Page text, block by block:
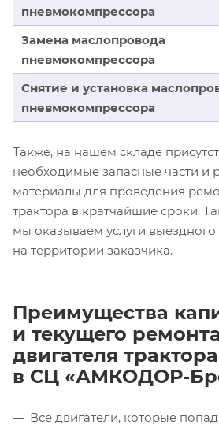
пневмокомпрессора
Замена маслопровода
пневмокомпрессора
Снятие и установка
пневмокомпрессора
Также, на нашем складе
необходимые запасные части и
материалы для проведения
трактора в кратчайшие сроки.
мы оказываем услуги
на территории заказчика.
Преимущества
и текущего ремонта
двигателя трактора
в СЦ «АМКОДОР-
Все двигатели, которые